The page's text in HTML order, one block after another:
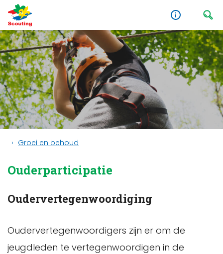
Groei en behoud
Ouderparticipatie
Oudervertegenwoordiging
Oudervertegenwoordigers zijn er om de
jeugdleden te vertegenwoordigen in de